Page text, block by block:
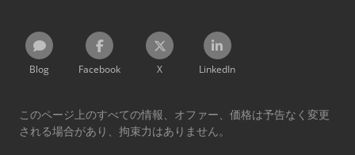
Blog Facebook X LinkedIn
このページ上のすべての情報、オファー、価格は予告なく変更
される場合があり、拘束力はありません。